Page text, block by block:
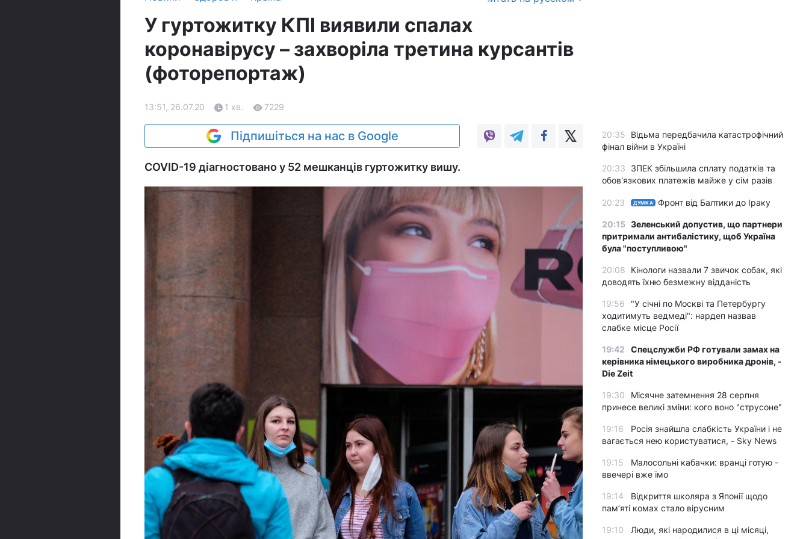
У гуртожитку КПІ виявили спалах
коронавірусу – захворіла третина курсантів
(фоторепортаж)
13:51, 26.07.20 1 хв. 7229
Підпишіться на нас в Google
COVID-19 діагностовано у 52 мешканців гуртожитку вишу.
20:35
Відьма передбачила катастрофічний
фінал війни в Україні
20:33
ЗПЕК збільшила сплату податків та
обов'язкових платежів майже у сім разів
20:23 ДУМКА Фронт від Балтики до Іраку
20:15 Зеленський допустив, що партнери
притримали антибалістику, щоб Україна
була "поступливою"
20:08
Кінологи назвали 7 звичок собак, які
доводять їхню безмежну відданість
19:56
"У січні по Москві та Петербургу
ходитимуть ведмеді": нардеп назвав
слабке місце Росії
19:42
Спецслужби РФ готували замах на
керівника німецького виробника дронів, -
Die Zeit
19:30
Місячне затемнення 28 серпня
принесе великі зміни: кого воно "струсоне"
19:16
Росія знайшла слабкість України і не
вагається нею користуватися, - Sky News
19:15
Малосольні кабачки: вранці готую -
ввечері вже їмо
19:14
Відкриття школяра з Японії щодо
пам’яті комах стало вірусним
19:10
Люди, які народилися в ці місяці,